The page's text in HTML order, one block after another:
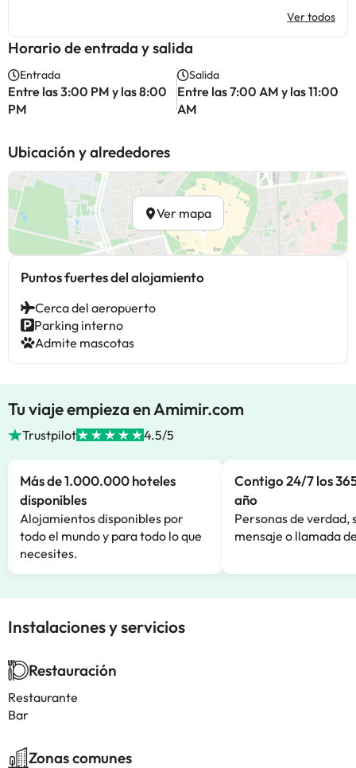
Ver todos
Horario de entrada y salida
Entrada
Entre las 3:00 PM y las 8:00
PM
Salida
Entre las 7:00 AM y las 11:00
AM
Ubicación y alrededores
Ver mapa
Puntos fuertes del alojamiento
Cerca del aeropuerto
Parking interno
Admite mascotas
Tu viaje empieza en Amimir.com
Trustpilot 4.5/5
Más de 1.000.000 hoteles
disponibles
Alojamientos disponibles por
todo el mundo y para todo lo que
necesites.
Contigo 24/7 los
año
Personas de verdad,
mensaje o llamada
Instalaciones y servicios
Restauración
Restaurante
Bar
Zonas comunes